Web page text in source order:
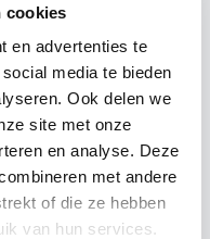
cookies
en advertenties te
media te bieden
Ook delen we
site met onze
en analyse. Deze
met andere
of die ze hebben
van hun services.
€ 175,00
€ 525,00
€ 918,75